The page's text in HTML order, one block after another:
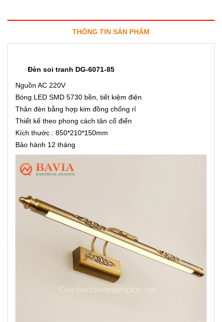
THÔNG TIN SẢN PHẨM
Đèn soi tranh DG-6071-85
Nguồn AC 220V
Bóng LED SMD 5730 bền, tiết kiệm điện
Thân đèn bằng hợp kim đồng chống rỉ
Thiết kế theo phong cách tân cổ điển
Kích thước : 850*210*150mm
Bảo hành 12 tháng